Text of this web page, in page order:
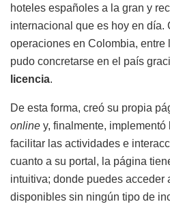
hoteles españoles a la gran y
internacional que es hoy en día.
operaciones en Colombia, entre
pudo concretarse en el país
licencia.
De esta forma, creó su propia
online y, finalmente,
facilitar las actividades e
cuanto a su portal, la página
intuitiva; donde puedes acceder
disponibles sin ningún tipo de